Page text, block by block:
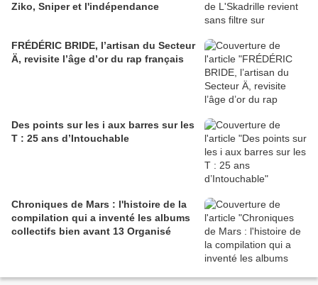
Ziko, Sniper et l'indépendance
FRÉDÉRIC BRIDE, l’artisan du Secteur
Ä, revisite l’âge d’or du rap français
Des points sur les i aux barres sur les
T : 25 ans d’Intouchable
Chroniques de Mars : l'histoire de la
compilation qui a inventé les albums
collectifs bien avant 13 Organisé